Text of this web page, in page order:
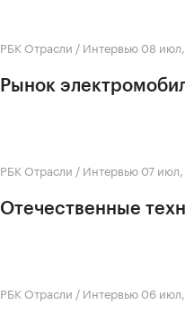
РБК Отрасли / Интервью 08
Рынок
РБК Отрасли / Интервью 07
Отечественные
РБК Отрасли / Интервью 06